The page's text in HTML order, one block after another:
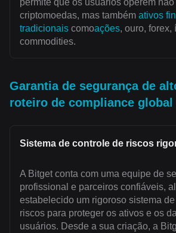
criptomoedas, mas também ativos
tradicionais comoações, ouro, forex,
commodities.
Garantia de segurança de
roteiro de compliance global
Sistema de controle de riscos
A Bitget conta com uma equipe de
profissional e parceiros confiáveis,
estabelecido um rigoroso sistema
riscos para proteger os ativos e os
usuários. Desde a sua criação, a